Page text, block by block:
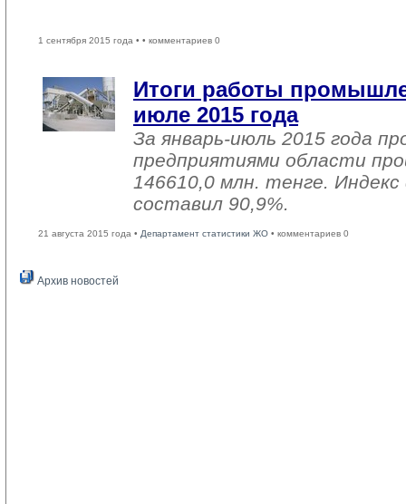
1 сентября 2015 года • • комментариев 0
Итоги работы
июле 2015 года
За январь-июль 2015 года
предприятиями области
146610,0 млн. тенге. Индекс
составил 90,9%.
21 августа 2015 года • Департамент статистики ЖО • комментариев 0
Архив новостей